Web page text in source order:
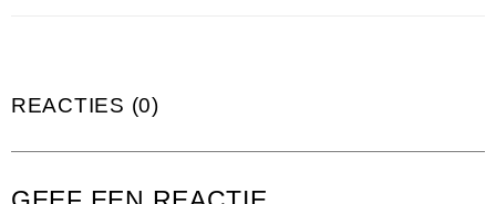
REACTIES (0)